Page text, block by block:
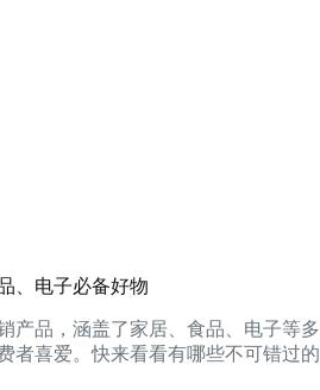
、电子必备好物
产品，涵盖了家居、食品、电子等多
者喜爱。快来看看有哪些不可错过的